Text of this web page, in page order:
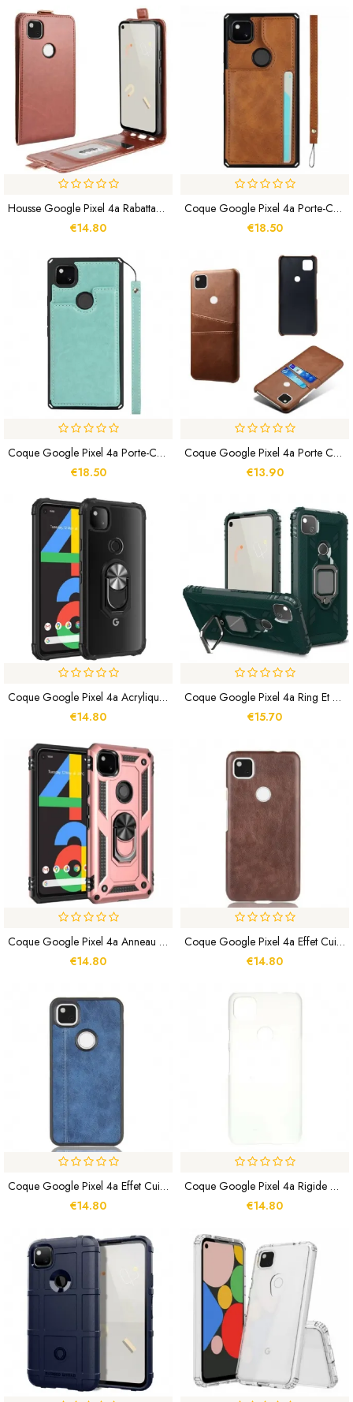
Housse Google Pixel 4a Rabattable
€14.80
Coque Google Pixel 4a Porte-Cartes Support Et Lanière
€18.50
Coque Google Pixel 4a Porte-Cartes Support Et Lanière
€18.50
Coque Google Pixel 4a Porte Cartes
€13.90
Coque Google Pixel 4a Acrylique Coins Renforcés
€14.80
Coque Google Pixel 4a Ring Et Fibre Carbone
€15.70
Coque Google Pixel 4a Anneau Premium
€14.80
Coque Google Pixel 4a Effet Cuir Litchi Performance
€14.80
Coque Google Pixel 4a Effet Cuir Couture
€14.80
Coque Google Pixel 4a Rigide Classique
€14.80